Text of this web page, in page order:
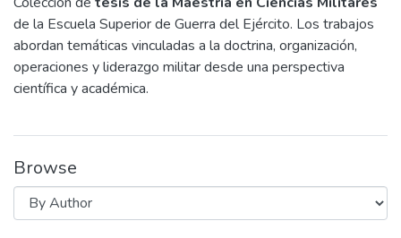
de la Escuela Superior de Guerra del Ejército. Los trabajos
abordan temáticas vinculadas a la doctrina, organización,
operaciones y liderazgo militar desde una perspectiva
científica y académica.
Browse